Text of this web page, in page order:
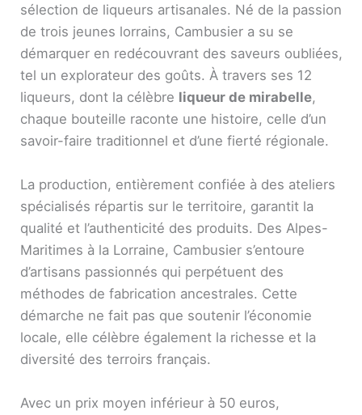
sélection de liqueurs artisanales. Né de la passion
de trois jeunes lorrains, Cambusier a su se
démarquer en redécouvrant des saveurs oubliées,
tel un explorateur des goûts. À travers ses 12
liqueurs, dont la célèbre liqueur de mirabelle,
chaque bouteille raconte une histoire, celle d’un
savoir-faire traditionnel et d’une fierté régionale.
La production, entièrement confiée à des ateliers
spécialisés répartis sur le territoire, garantit la
qualité et l’authenticité des produits. Des Alpes-
Maritimes à la Lorraine, Cambusier s’entoure
d’artisans passionnés qui perpétuent des
méthodes de fabrication ancestrales. Cette
démarche ne fait pas que soutenir l’économie
locale, elle célèbre également la richesse et la
diversité des terroirs français.
Avec un prix moyen inférieur à 50 euros,